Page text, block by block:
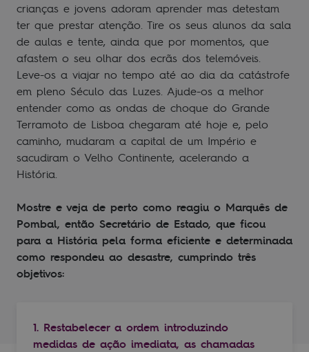
crianças e jovens adoram aprender mas detestam
ter que prestar atenção. Tire os seus alunos da sala
de aulas e tente, ainda que por momentos, que
afastem o seu olhar dos ecrãs dos telemóveis.
Leve-os a viajar no tempo até ao dia da catástrofe
em pleno Século das Luzes. Ajude-os a melhor
entender como as ondas de choque do Grande
Terramoto de Lisboa chegaram até hoje e, pelo
caminho, mudaram a capital de um Império e
sacudiram o Velho Continente, acelerando a
História.
Mostre e veja de perto como reagiu o Marquês de
Pombal, então Secretário de Estado, que ficou
para a História pela forma eficiente e determinada
como respondeu ao desastre, cumprindo três
objetivos:
1. Restabelecer a ordem introduzindo
medidas de ação imediata, as chamadas